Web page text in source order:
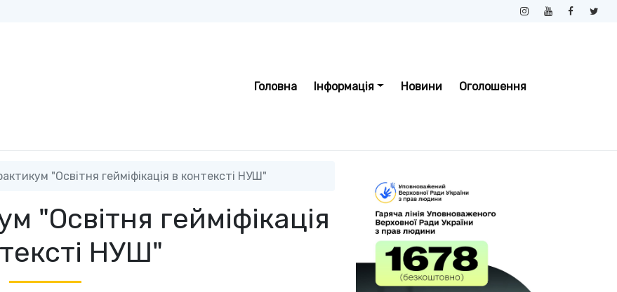
Головна Інформація Новини Оголошення
"Освітня гейміфікація в контексті НУШ"
"Освітня гейміфікація
НУШ"